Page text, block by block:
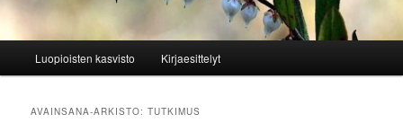
Luopioisten kasvisto Kirjaesittelyt
AVAINSANA-ARKISTO:TUTKIMUS